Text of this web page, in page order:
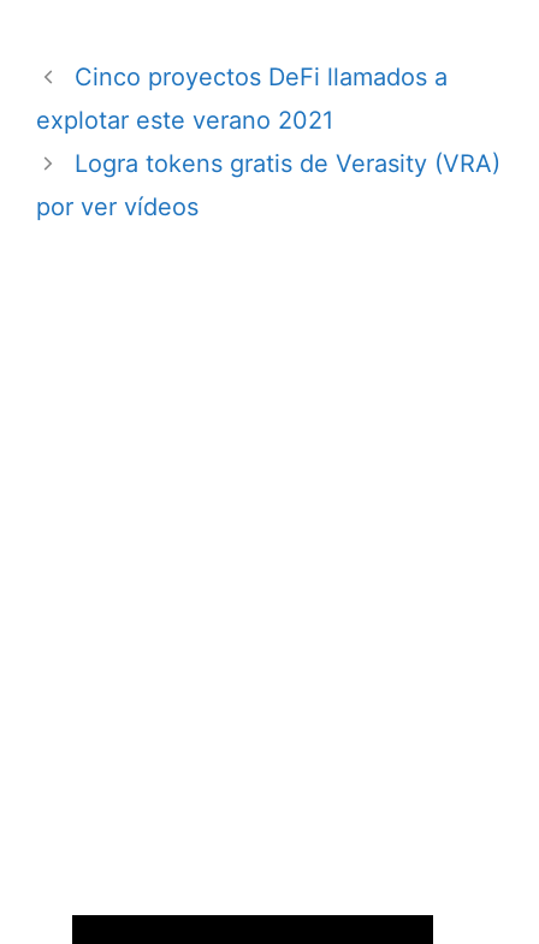
Cinco proyectos DeFi llamados a
explotar este verano 2021
Logra tokens gratis de Verasity (VRA)
por ver vídeos